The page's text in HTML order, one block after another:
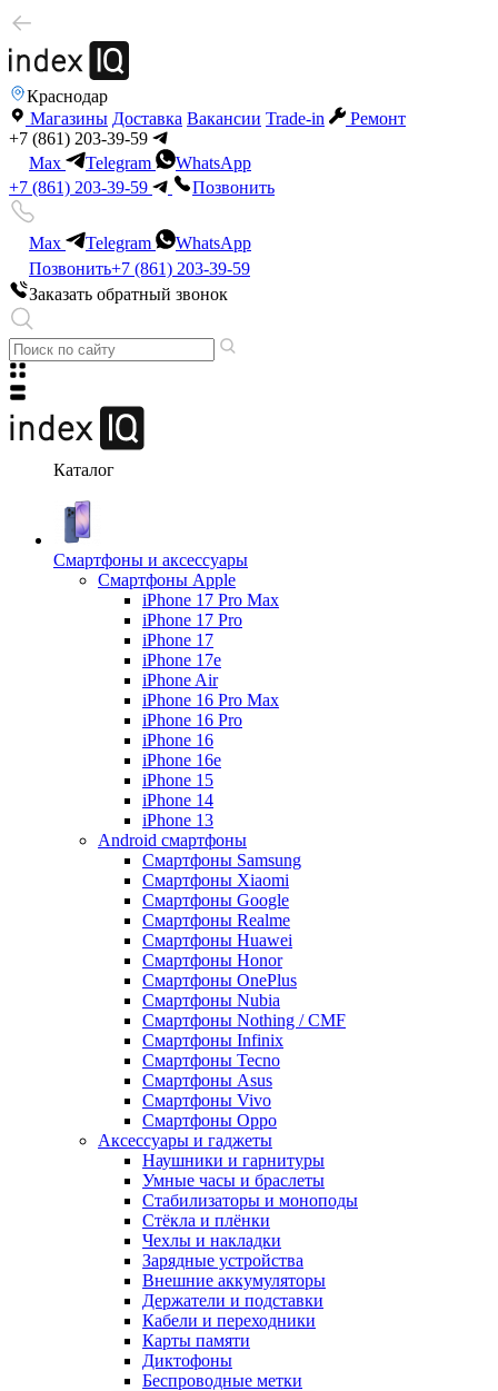
Краснодар
Магазины Доставка Вакансии Trade-in
Ремонт
+7 (861) 203-39-59
Max
Telegram
WhatsApp
+7 (861) 203-39-59
Позвонить
Max Telegram
WhatsApp
Позвонить+7 (861) 203-39-59
Заказать обратный звонок
Каталог
Смартфоны и аксессуары
Смартфоны Apple
iPhone 17 Pro Max
iPhone 17 Pro
iPhone 17
iPhone 17e
iPhone Air
iPhone 16 Pro Max
iPhone 16 Pro
iPhone 16
iPhone 16e
iPhone 15
iPhone 14
iPhone 13
Android cмартфоны
Смартфоны Samsung
Смартфоны Xiaomi
Смартфоны Google
Смартфоны Realme
Смартфоны Huawei
Смартфоны Honor
Смартфоны OnePlus
Смартфоны Nubia
Смартфоны Nothing / CMF
Смартфоны Infinix
Смартфоны Tecno
Смартфоны Asus
Смартфоны Vivo
Смартфоны Oppo
Аксессуары и гаджеты
Наушники и гарнитуры
Умные часы и браслеты
Стабилизаторы и моноподы
Стёкла и плёнки
Чехлы и накладки
Зарядные устройства
Внешние аккумуляторы
Держатели и подставки
Кабели и переходники
Карты памяти
Диктофоны
Беспроводные метки